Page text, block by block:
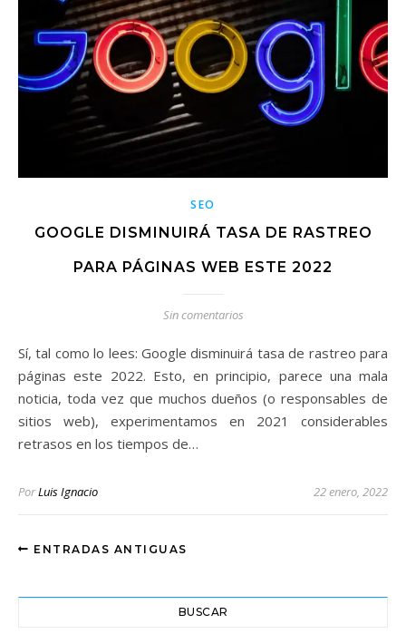
SEO
GOOGLE DISMINUIRÁ TASA DE RASTREO
PARA PÁGINAS WEB ESTE 2022
Sin comentarios
Sí, tal como lo lees: Google disminuirá tasa de rastreo para
páginas este 2022. Esto, en principio, parece una mala
noticia, toda vez que muchos dueños (o responsables de
sitios web), experimentamos en 2021 considerables
retrasos en los tiempos de…
PorLuis Ignacio 22 enero, 2022
ENTRADAS ANTIGUAS
BUSCAR